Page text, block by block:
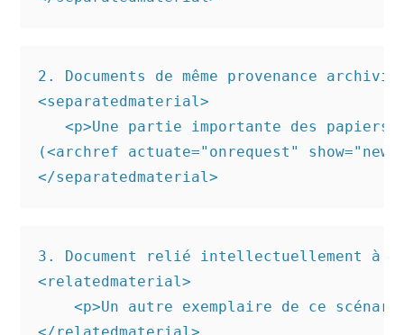
2. Documents de même provenance
<separatedmaterial>
<p>Une partie importante des papiers
(<archref actuate="onrequest"
3. Document relié intellectuellement à
<relatedmaterial>
<p>Un autre exemplaire de ce